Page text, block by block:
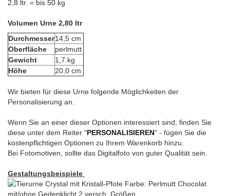
2,8 ltr. = bis 50 kg
Volumen Urne 2,80 ltr
Durchmesser14,5 cm
Oberfläche
perlmutt
Gewicht
1,7 kg
Höhe
20,0 cm
Wir bieten für diese Urne folgende Möglichkeiten der
Personalisierung an.
Wenn Sie an einer dieser Optionen interessiert sind, finden Sie
diese unter dem Reiter "PERSONALISIEREN" - fügen Sie die
kostenpflichtigen Optionen zu Ihrem Warenkorb hinzu.
Bei Fotomotiven, sollte das Digitalfoto von guter Qualität sein.
Gestaltungsbeispiele